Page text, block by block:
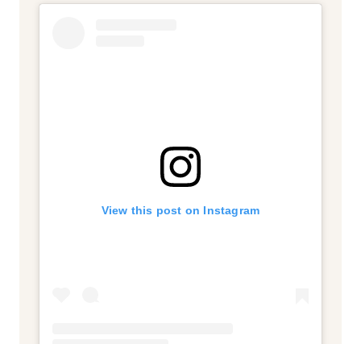
View this post on Instagram